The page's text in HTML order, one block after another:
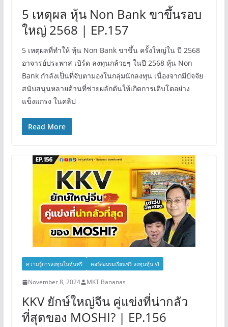
5 เหตุผล หุ้น Non Bank ขาขึ้นรอบ
ใหญ่ 2568 | EP.157
5 เหตุผลที่ทำให้ หุ้น Non Bank ขาขึ้น ครั้งใหญ่ใน ปี 2568
อาจารย์ประพาส เบิร์ด ลงทุนกล้วยๆ ในปี 2568 หุ้น Non
Bank กำลังเป็นที่จับตามองในกลุ่มนักลงทุน เนื่องจากมีปัจจัย
สนับสนุนหลายด้านที่ช่วยผลักดันให้เกิดการเติบโตอย่าง
แข็งแกร่ง ในคลิป
Read More
ความรู้การลงทุนในหุ้นฟรี คอร์สอบรมเรียนฟรี ลงทุนหุ้น VI
November 8, 2024 MKT Bananas
KKV ยักษ์ใหญ่จีน คู่แข่งที่น่ากลัว
ที่สุดของ MOSHI? | EP.156